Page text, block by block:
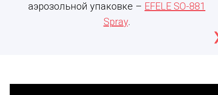
аэрозольной упаковке – EFELE SO-881
Spray.